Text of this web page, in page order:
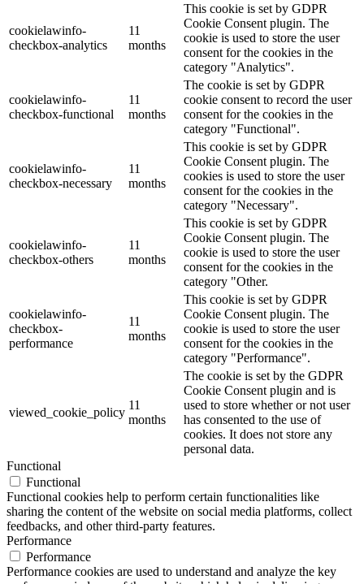
cookielawinfo-
checkbox-analytics
11
months
This cookie is set by GDPR
Cookie Consent plugin. The
cookie is used to store the user
consent for the cookies in the
category "Analytics".
cookielawinfo-
checkbox-functional
11
months
The cookie is set by GDPR
cookie consent to record the user
consent for the cookies in the
category "Functional".
cookielawinfo-
checkbox-necessary
11
months
This cookie is set by GDPR
Cookie Consent plugin. The
cookies is used to store the user
consent for the cookies in the
category "Necessary".
cookielawinfo-
checkbox-others
11
months
This cookie is set by GDPR
Cookie Consent plugin. The
cookie is used to store the user
consent for the cookies in the
category "Other.
cookielawinfo-
checkbox-
performance
11
months
This cookie is set by GDPR
Cookie Consent plugin. The
cookie is used to store the user
consent for the cookies in the
category "Performance".
viewed_cookie_policy
11
months
The cookie is set by the GDPR
Cookie Consent plugin and is
used to store whether or not user
has consented to the use of
cookies. It does not store any
personal data.
Functional
Functional
Functional cookies help to perform certain functionalities like
sharing the content of the website on social media platforms, collect
feedbacks, and other third-party features.
Performance
Performance
Performance cookies are used to understand and analyze the key